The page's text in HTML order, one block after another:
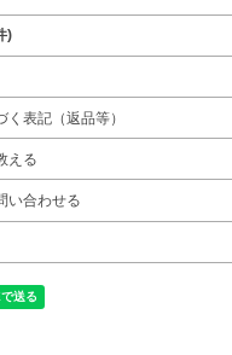
)
表記（返品等）
える
い合わせる